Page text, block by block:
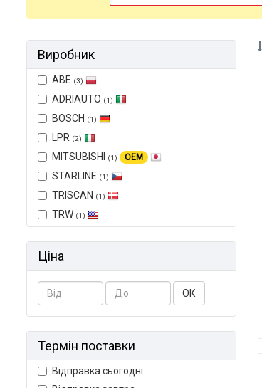
Виробник
ABE (3)
ADRIAUTO (1)
BOSCH (1)
LPR (2)
MITSUBISHI (1) OEM
STARLINE (1)
TRISCAN (1)
TRW (1)
Ціна
ОК
Термін поставки
Відправка сьогодні